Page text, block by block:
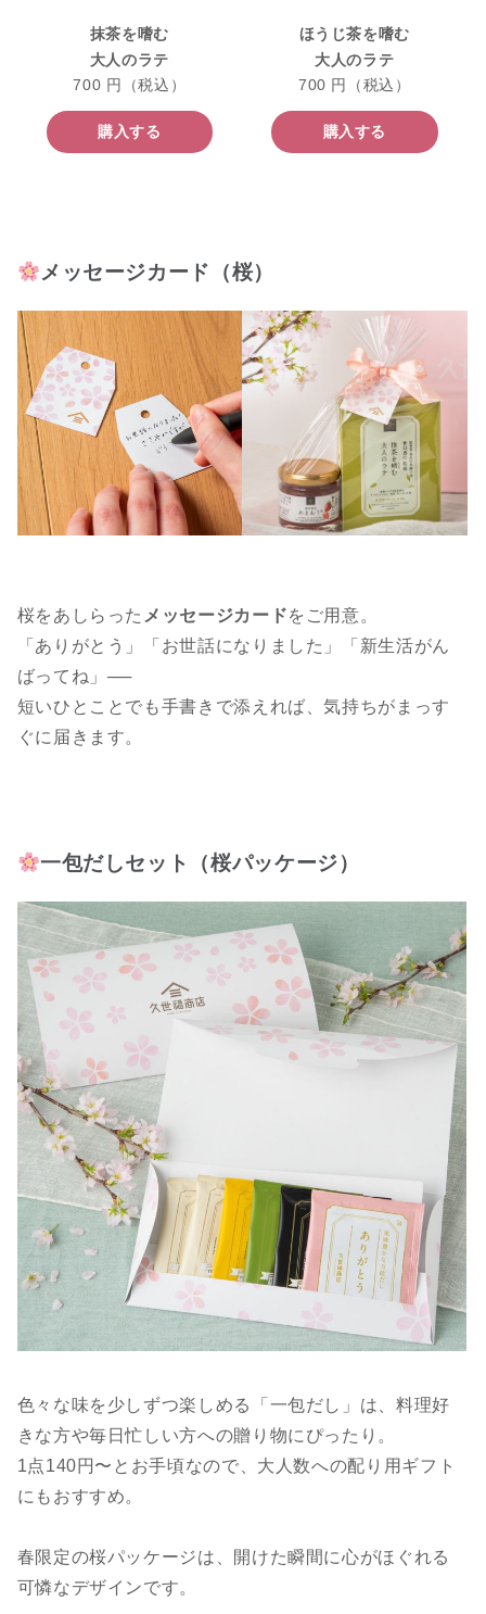
抹茶を嗜む
大人のラテ
700 円（税込）
購入する
ほうじ茶を嗜む
大人のラテ
700 円（税込）
購入する
メッセージカード（桜）
桜をあしらった メッセージカードをご用意。
「ありがとう」「お世話になりました」「新生活がん
ばってね」──
短いひとことでも手書きで添えれば、気持ちがまっす
ぐに届きます。
一包だしセット（桜パッケージ）
色々な味を少しずつ楽しめる「一包だし」は、料理好
きな方や毎日忙しい方への贈り物にぴったり。
1点140円〜とお手頃なので、大人数への配り用ギフト
にもおすすめ。
春限定の桜パッケージは、開けた瞬間に心がほぐれる
可憐なデザインです。